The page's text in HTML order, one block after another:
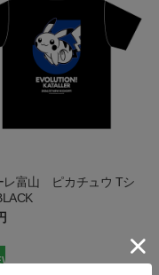
レ富山 ピカチュウ Tシ